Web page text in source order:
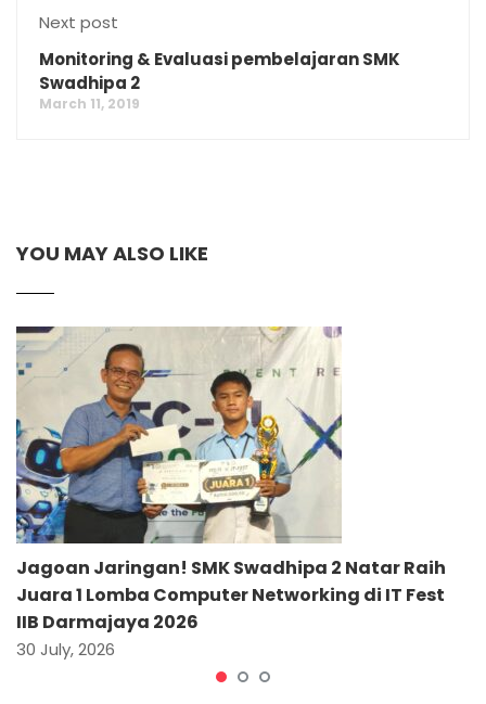
Next post
Monitoring & Evaluasi pembelajaran SMK
Swadhipa 2
March 11, 2019
YOU MAY ALSO LIKE
Jagoan Jaringan! SMK Swadhipa 2 Natar Raih
Juara 1 Lomba Computer Networking di IT Fest
IIB Darmajaya 2026
30 July, 2026